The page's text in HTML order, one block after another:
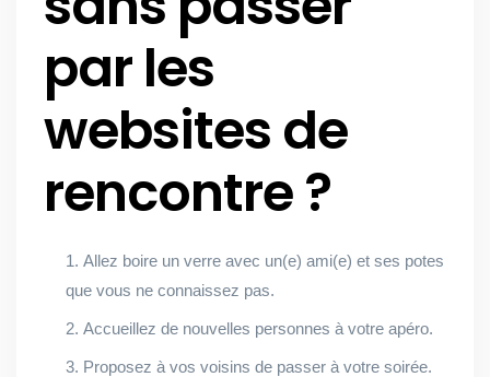
par les
websites de
rencontre ?
Allez boire un verre avec un(e) ami(e) et ses potes
que vous ne connaissez pas.
Accueillez de nouvelles personnes à votre apéro.
Proposez à vos voisins de passer à votre soirée.